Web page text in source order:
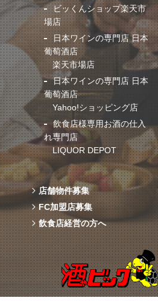
ビッくんショップ楽天市
場店
日本ワインの専門店 日本
葡萄酒店
楽天市場店
日本ワインの専門店 日本
葡萄酒店
Yahoo!ショッピング店
飲食店様専用お酒の仕入
れ専門店
LIQUOR DEPOT
店舗物件募集
FC加盟店募集
飲食店経営の方へ